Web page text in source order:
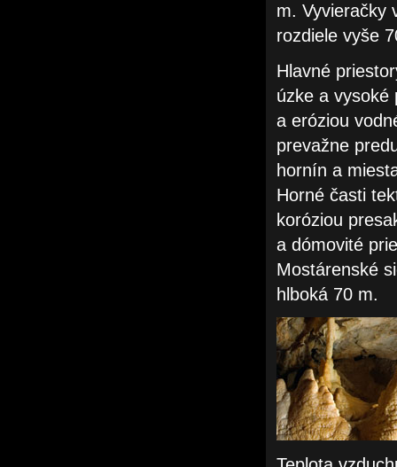
m. Vyvieračky
rozdiele vyše
Hlavné
úzke a vysoké
a eróziou
prevažne
hornín a
Horné časti
koróziou
a dómovité
Mostárenské
hlboká 70 m.